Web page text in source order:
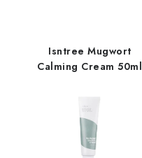
Isntree Mugwort
Calming Cream 50ml